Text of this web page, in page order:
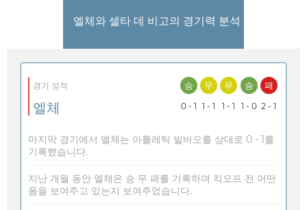
엘체와 셀타 데 비고의 경기력 분석
경기 성적
엘체
승
0 - 1
무
1 - 1
무
1 - 1
승
1 - 0
패
2 - 1
마지막 경기에서 엘체는 아틀레틱 빌바오를 상대로 0 - 1를
기록했습니다.
지난 개월 동안 엘체은 승 무 패를 기록하며 킥오프 전 어떤
폼을 보여주고 있는지 보여주었습니다.